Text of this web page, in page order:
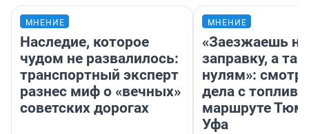
МНЕНИЕ
Наследие, которое
чудом не развалилось:
транспортный эксперт
разнес миф о «вечных»
советских дорогах
МНЕНИЕ
«Заезжаешь на
заправку, а
нулям»:
дела с
маршруте
Уфа